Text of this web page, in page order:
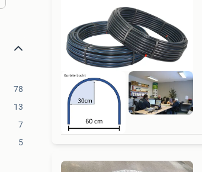
78
13
7
5